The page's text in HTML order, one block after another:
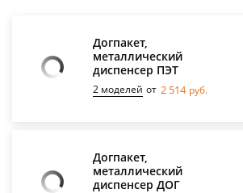
Догпакет,
металлический
диспенсер ПЭТ
2 моделей от 2 514 руб.
Догпакет,
металлический
диспенсер ДОГ